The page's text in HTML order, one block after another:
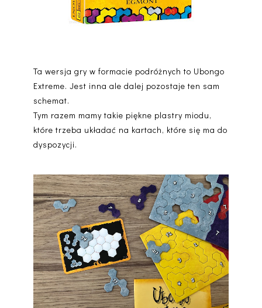
Ta wersja gry w formacie podróżnych to Ubongo
Extreme. Jest inna ale dalej pozostaje ten sam
schemat.
Tym razem mamy takie piękne plastry miodu,
które trzeba układać na kartach, które się ma do
dyspozycji.